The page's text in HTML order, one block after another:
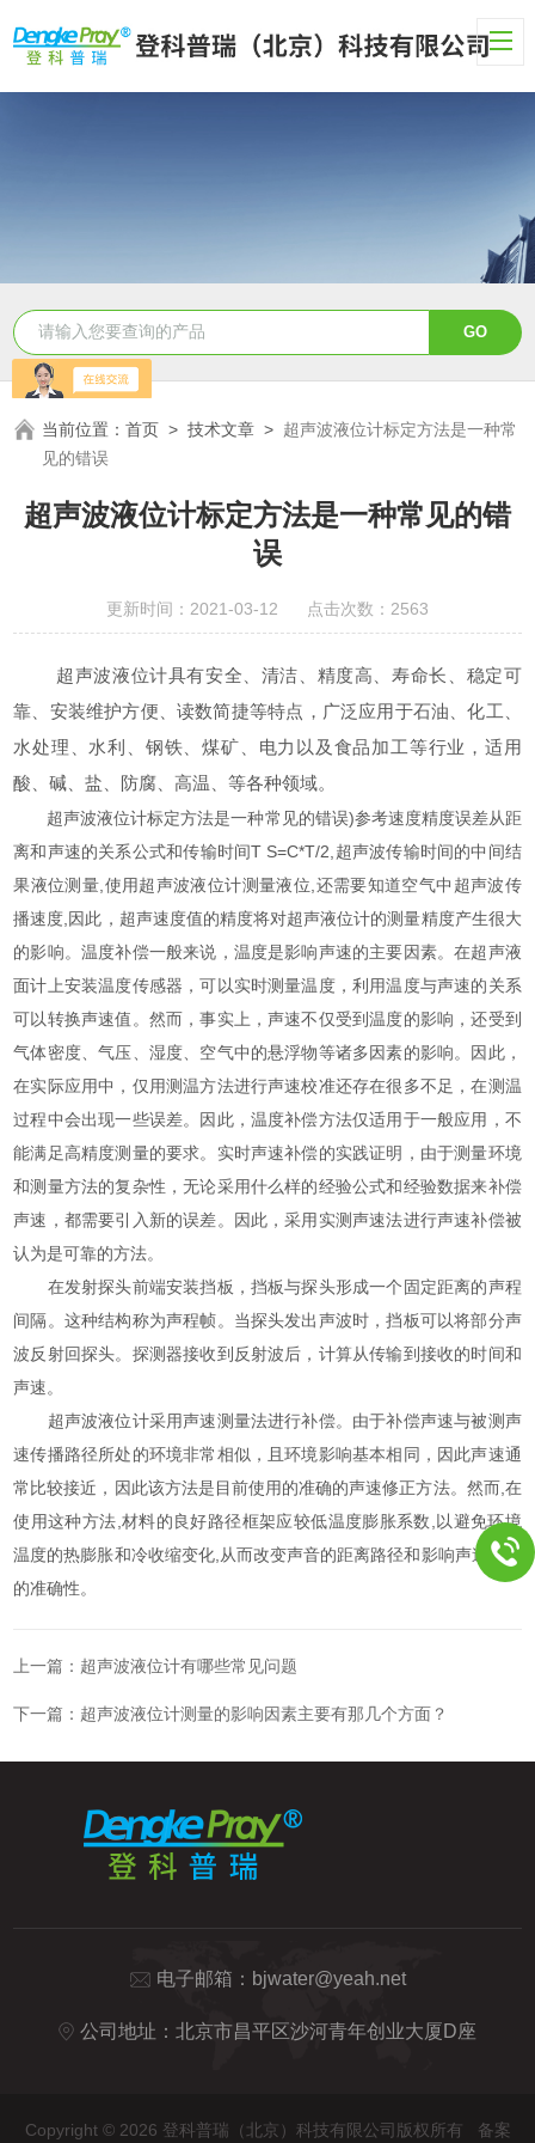
当前位置：首页 >技术文章 > 超声波液位计标定方法是一种常
见的错误
超声波液位计标定方法是一种常见的错
误
更新时间：2021-03-12 点击次数：2563
超声波液位计具有安全、清洁、精度高、寿命长、稳定可
靠、安装维护方便、读数简捷等特点，广泛应用于石油、化工、
水处理、水利、钢铁、煤矿、电力以及食品加工等行业，适用
酸、碱、盐、防腐、高温、等各种领域。
超声波液位计标定方法是一种常见的错误)参考速度精度误差从距
离和声速的关系公式和传输时间T S=C*T/2,超声波传输时间的中间结
果液位测量,使用超声波液位计测量液位,还需要知道空气中超声波传
播速度,因此，超声速度值的精度将对超声液位计的测量精度产生很大
的影响。温度补偿一般来说，温度是影响声速的主要因素。在超声液
面计上安装温度传感器，可以实时测量温度，利用温度与声速的关系
可以转换声速值。然而，事实上，声速不仅受到温度的影响，还受到
气体密度、气压、湿度、空气中的悬浮物等诸多因素的影响。因此，
在实际应用中，仅用测温方法进行声速校准还存在很多不足，在测温
过程中会出现一些误差。因此，温度补偿方法仅适用于一般应用，不
能满足高精度测量的要求。实时声速补偿的实践证明，由于测量环境
和测量方法的复杂性，无论采用什么样的经验公式和经验数据来补偿
声速，都需要引入新的误差。因此，采用实测声速法进行声速补偿被
认为是可靠的方法。
在发射探头前端安装挡板，挡板与探头形成一个固定距离的声程
间隔。这种结构称为声程帧。当探头发出声波时，挡板可以将部分声
波反射回探头。探测器接收到反射波后，计算从传输到接收的时间和
声速。
超声波液位计采用声速测量法进行补偿。由于补偿声速与被测声
速传播路径所处的环境非常相似，且环境影响基本相同，因此声速通
常比较接近，因此该方法是目前使用的准确的声速修正方法。然而,在
使用这种方法,材料的良好路径框架应较低温度膨胀系数,以避免环境
温度的热膨胀和冷收缩变化,从而改变声音的距离路径和影响声速测量
的准确性。
上一篇： 超声波液位计有哪些常见问题
下一篇： 超声波液位计测量的影响因素主要有那几个方面？
电子邮箱： bjwater@yeah.net
公司地址：北京市昌平区沙河青年创业大厦D座
Copyright © 2026 登科普瑞（北京）科技有限公司版权所有 备案